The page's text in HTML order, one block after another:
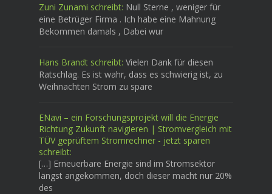
Zuni Zunami schreibt: Null Sterne , weniger für
eine Betrüger Firma . Ich habe eine Mahnung
Bekommen damals , Dabei wur
Hans Brandt schreibt: Vielen Dank für diesen
Ratschlag. Es ist wahr, dass es schwierig ist, zu
Weihnachten Strom zu spare
ENavi – ein Forschungsprojekt will die Energie
Richtung Zukunft navigieren | Stromvergleich mit
TÜV geprüftem Stromrechner - jetzt sparen
schreibt:
[…] Erneuerbare Energie sind im Stromsektor
längst angekommen, doch dieser macht nur 20%
des